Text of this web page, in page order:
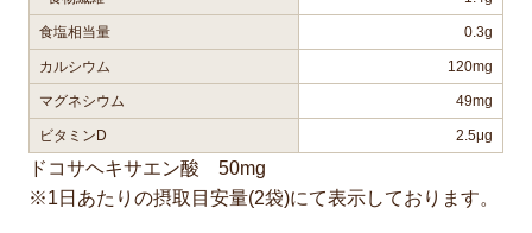
食塩相当量 0.3g
カルシウム 120mg
マグネシウム 49mg
ビタミンD 2.5μg
ドコサヘキサエン酸 50mg
※1日あたりの摂取目安量(2袋)にて表示しております。